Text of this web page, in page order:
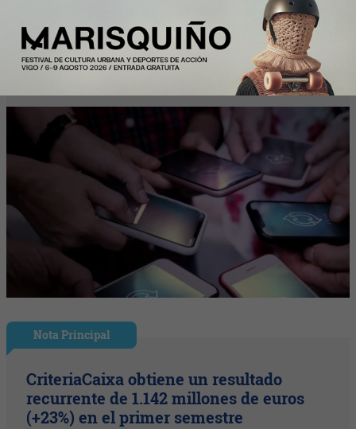
asignatura pendiente: el 46% de los
trabajadores desconecta al terminar su
jornada
Nota Principal
CriteriaCaixa obtiene un resultado
recurrente de 1.142 millones de euros
(+23%) en el primer semestre